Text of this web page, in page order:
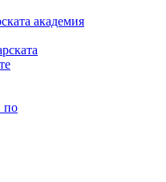
академия
по